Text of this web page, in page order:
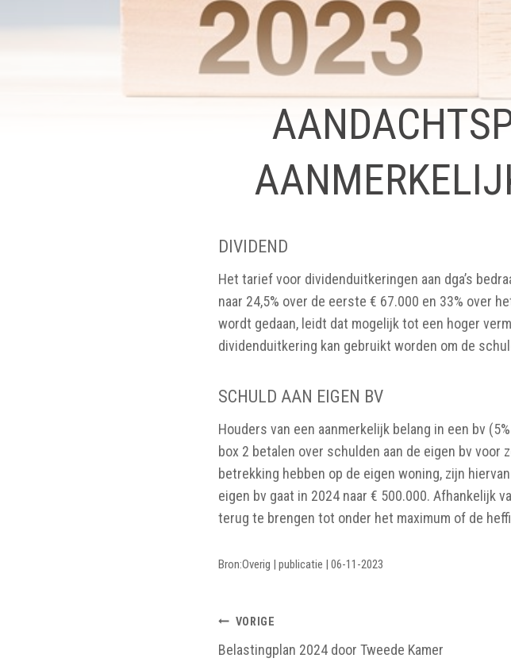
DIVIDEND
Het tarief voor dividenduitkeringen aan dga’s
naar 24,5% over de eerste € 67.000 en 33% over
wordt gedaan, leidt dat mogelijk tot een hoger
dividenduitkering kan gebruikt worden om de
SCHULD AAN EIGEN BV
Houders van een aanmerkelijk belang in een bv
box 2 betalen over schulden aan de eigen bv voor
betrekking hebben op de eigen woning, zijn
eigen bv gaat in 2024 naar € 500.000. Afhankelijk
terug te brengen tot onder het maximum of de
Bron:Overig | publicatie | 06-11-2023
BERICHTNAVIGATIE
VORIGE
Belastingplan 2024 door Tweede Kamer